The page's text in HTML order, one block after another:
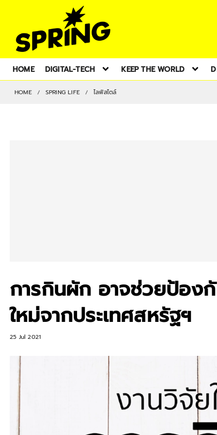
HOME DIGITAL-TECH KEEP THE WORLD
HOME SPRING LIFE ไลฟ์สไตล์
การกินผัก อาจช่วยป้อง
ใหม่จากประเทศสหรัฐฯ
25 Jul 2021